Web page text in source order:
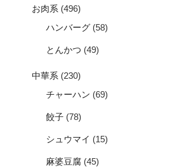
お肉系 (496)
ハンバーグ (58)
とんかつ (49)
中華系 (230)
チャーハン (69)
餃子 (78)
シュウマイ (15)
麻婆豆腐 (45)